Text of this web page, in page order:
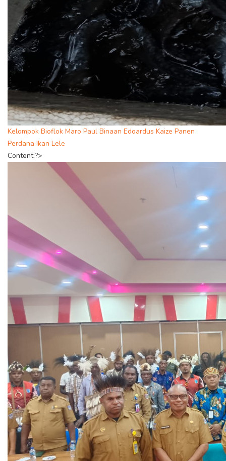
Kelompok Bioflok Maro Paul Binaan Edoardus Kaize Panen
Perdana Ikan Lele
Content;?>